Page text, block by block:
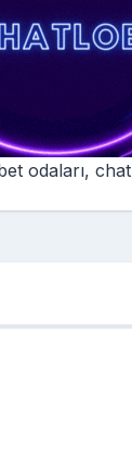
odaları, chat